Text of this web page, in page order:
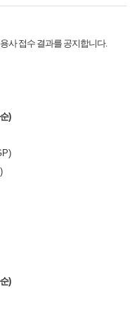
사 접수 결과를 공지합니다.
)
)